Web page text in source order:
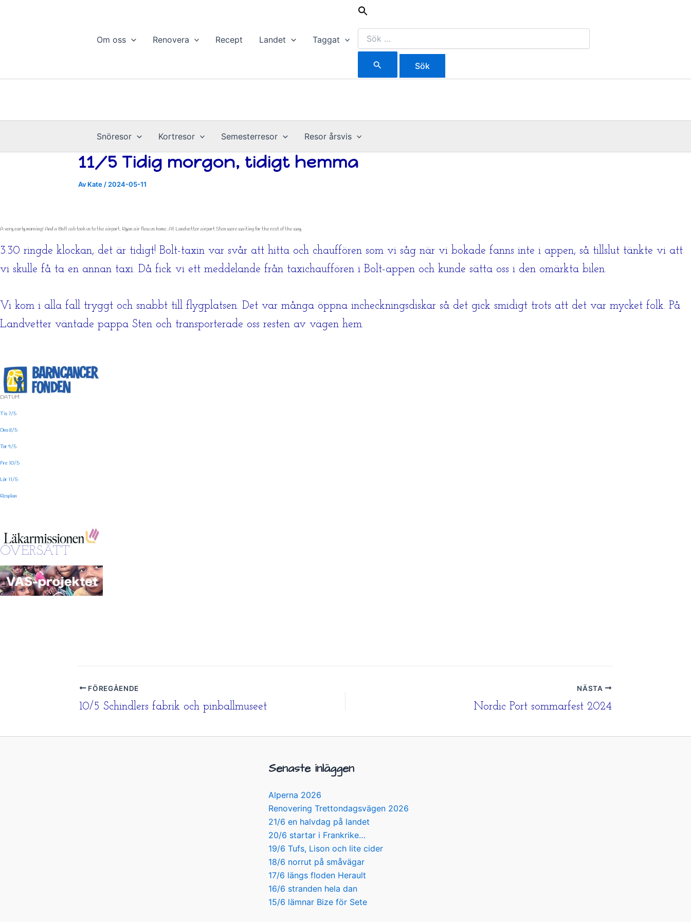
Om oss Renovera Recept Landet Taggat
Sök
efter:
Snöresor Kortresor Semesterresor Resor årsvis
11/5 Tidig morgon, tidigt hemma
Av Kate / 2024-05-11
A very early morning! And a Bolt cab took us to the airport. Ryan air flew us home. At Landvetter airport Sten were waiting for the rest of the way
3.30 ringde klockan, det är tidigt! Bolt-taxin var svår att hitta och chauffören som vi såg när vi bokade fanns inte i appen, så tillslut tänkte vi att
vi skulle få ta en annan taxi. Då fick vi ett meddelande från taxichauffören i Bolt-appen och kunde sätta oss i den omärkta bilen.
Vi kom i alla fall tryggt och snabbt till flygplatsen. Det var många öppna incheckningsdiskar så det gick smidigt trots att det var mycket folk. På
Landvetter väntade pappa Sten och transporterade oss resten av vägen hem.
DATUM
Tis 7/5
Ons 8/5
Tor 9/5
Fre 10/5
Lör 11/5
Resplan
ÖVERSÄTT
FÖREGÅENDE
10/5 Schindlers fabrik och pinballmuseet
NÄSTA
Nordic Port sommarfest 2024
Senaste inläggen
Alperna 2026
Renovering Trettondagsvägen 2026
21/6 en halvdag på landet
20/6 startar i Frankrike…
19/6 Tufs, Lison och lite cider
18/6 norrut på småvägar
17/6 längs floden Herault
16/6 stranden hela dan
15/6 lämnar Bize för Sete